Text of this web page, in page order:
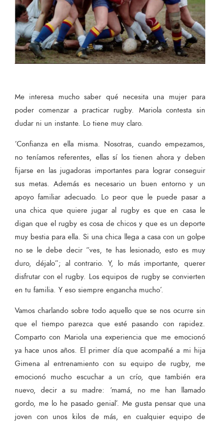
Me interesa mucho saber qué necesita una mujer para
poder comenzar a practicar rugby. Mariola contesta sin
dudar ni un instante. Lo tiene muy claro.
‘Confianza en ella misma. Nosotras, cuando empezamos,
no teníamos referentes, ellas sí los tienen ahora y deben
fijarse en las jugadoras importantes para lograr conseguir
sus metas. Además es necesario un buen entorno y un
apoyo familiar adecuado. Lo peor que le puede pasar a
una chica que quiere jugar al rugby es que en casa le
digan que el rugby es cosa de chicos y que es un deporte
muy bestia para ella. Si una chica llega a casa con un golpe
no se le debe decir “ves, te has lesionado, esto es muy
duro, déjalo”; al contrario. Y, lo más importante, querer
disfrutar con el rugby. Los equipos de rugby se convierten
en tu familia. Y eso siempre engancha mucho’.
Vamos charlando sobre todo aquello que se nos ocurre sin
que el tiempo parezca que esté pasando con rapidez.
Comparto con Mariola una experiencia que me emocionó
ya hace unos años. El primer día que acompañé a mi hija
Gimena al entrenamiento con su equipo de rugby, me
emocionó mucho escuchar a un crío, que también era
nuevo, decir a su madre: ‘mamá, no me han llamado
gordo, me lo he pasado genial’. Me gusta pensar que una
joven con unos kilos de más, en cualquier equipo de